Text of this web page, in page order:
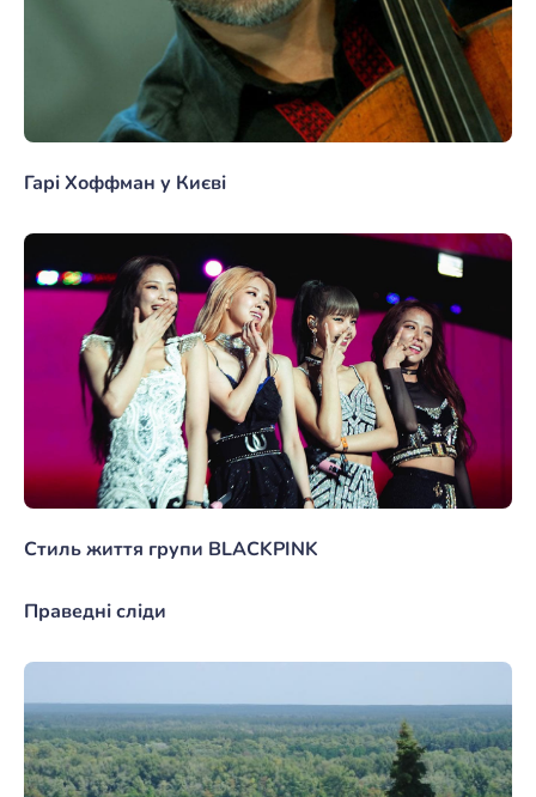
Гарі Хоффман у Києві
Стиль життя групи BLACKPINK
Праведні сліди